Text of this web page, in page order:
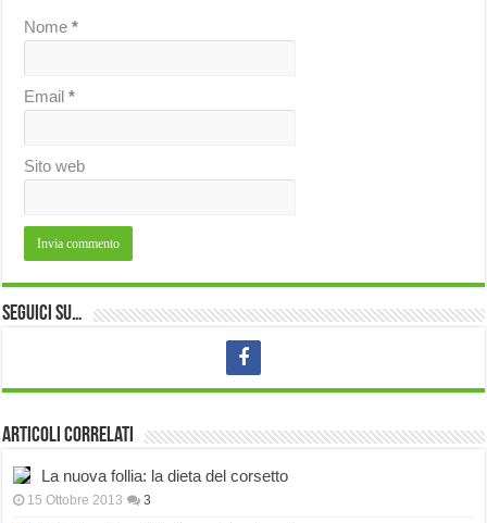
Nome*
Email*
Sito web
Seguici su…
Articoli correlati
La nuova follia: la dieta del corsetto
15 Ottobre 2013 3